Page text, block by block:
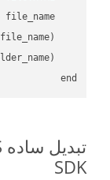
    out_path =
end
SDK